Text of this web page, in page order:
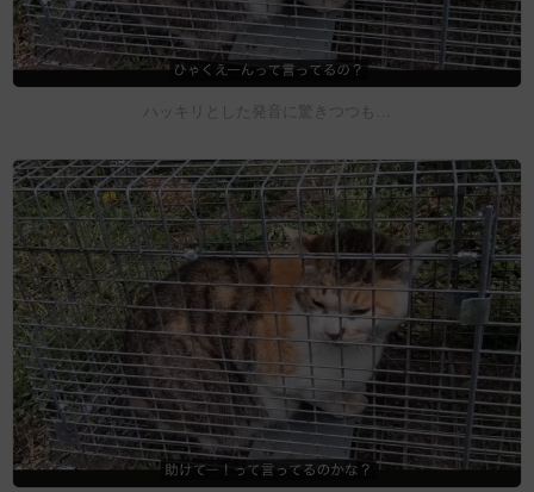
ハッキリとした発音に驚きつつも…